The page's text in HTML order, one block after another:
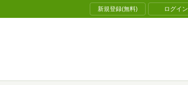
新規登録(無料) ログイン